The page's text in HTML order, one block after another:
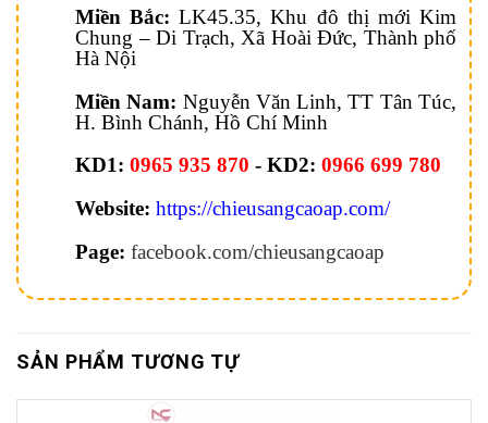
Miền Bắc: LK45.35, Khu đô thị mới Kim
Chung – Di Trạch, Xã Hoài Đức, Thành phố
Hà Nội
Miền Nam: Nguyễn Văn Linh, TT Tân Túc,
H. Bình Chánh, Hồ Chí Minh
KD1: 0965 935 870 - KD2: 0966 699 780
Website: https://chieusangcaoap.com/
Page: facebook.com/chieusangcaoap
SẢN PHẨM TƯƠNG TỰ